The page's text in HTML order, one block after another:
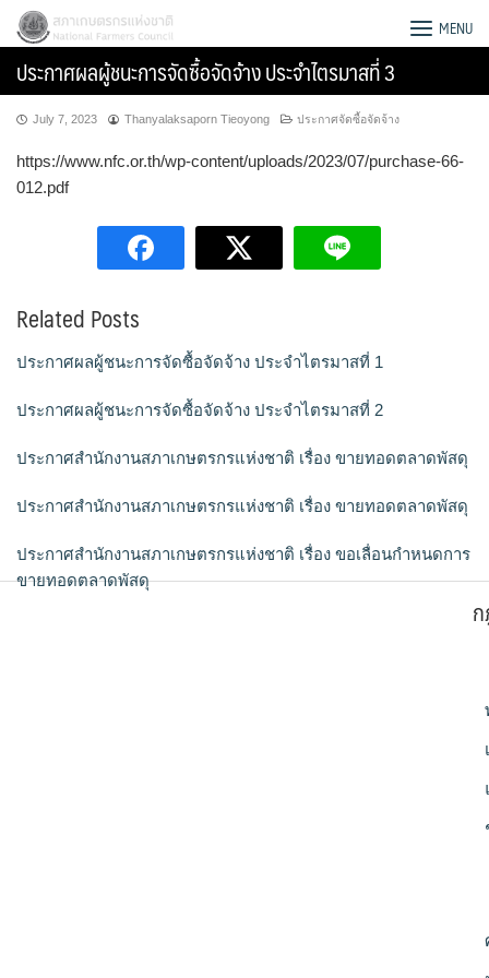
Skip
content
Search
for:
สภาเกษตรกรแห่งชาติ MENU
ประกาศผลผู้ชนะการจัดซื้อจัดจ้าง ประจำไตรมาสที่ 3
July 7, 2023 Thanyalaksaporn Tieoyong ประกาศจัดซื้อจัดจ้าง
https://www.nfc.or.th/wp-content/uploads/2023/07/purchase-66-
012.pdf
Related Posts
ประกาศผลผู้ชนะการจัดซื้อจัดจ้าง ประจำไตรมาสที่ 1
ประกาศผลผู้ชนะการจัดซื้อจัดจ้าง ประจำไตรมาสที่ 2
ประกาศสำนักงานสภาเกษตรกรแห่งชาติ เรื่อง ขายทอดตลาดพัสดุ
ประกาศสำนักงานสภาเกษตรกรแห่งชาติ เรื่อง ขายทอดตลาดพัสดุ
ประกาศสำนักงานสภาเกษตรกรแห่งชาติ เรื่อง ขอเลื่อนกำหนดการ
ขายทอดตลาดพัสดุ